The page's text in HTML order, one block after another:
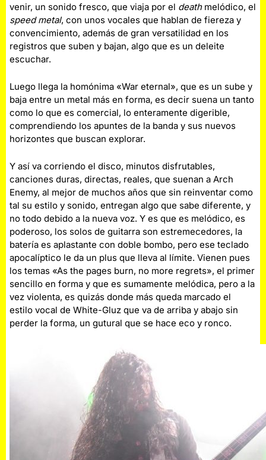
venir, un sonido fresco, que viaja por el deathmelódico, el
speed metal, con unos vocales que hablan de fiereza y
convencimiento, además de gran versatilidad en los
registros que suben y bajan, algo que es un deleite
escuchar.
Luego llega la homónima «War eternal», que es un sube y
baja entre un metal más en forma, es decir suena un tanto
como lo que es comercial, lo enteramente digerible,
comprendiendo los apuntes de la banda y sus nuevos
horizontes que buscan explorar.
Y así va corriendo el disco, minutos disfrutables,
canciones duras, directas, reales, que suenan a Arch
Enemy, al mejor de muchos años que sin reinventar como
tal su estilo y sonido, entregan algo que sabe diferente, y
no todo debido a la nueva voz. Y es que es melódico, es
poderoso, los solos de guitarra son estremecedores, la
batería es aplastante con doble bombo, pero ese teclado
apocalíptico le da un plus que lleva al límite. Vienen pues
los temas «As the pages burn, no more regrets», el primer
sencillo en forma y que es sumamente melódica, pero a la
vez violenta, es quizás donde más queda marcado el
estilo vocal de White-Gluz que va de arriba y abajo sin
perder la forma, un gutural que se hace eco y ronco.